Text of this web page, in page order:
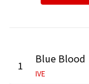
1 Blue Blood
IVE